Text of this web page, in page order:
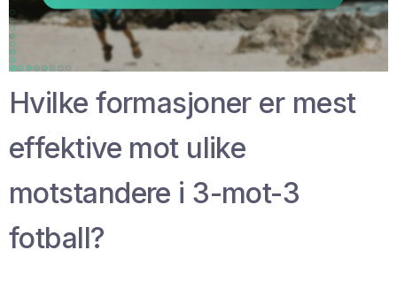
Hvilke formasjoner er mest
effektive mot ulike
motstandere i 3-mot-3
fotball?